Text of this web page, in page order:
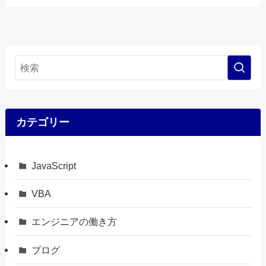
カテゴリー
JavaScript
VBA
エンジニアの働き方
ブログ